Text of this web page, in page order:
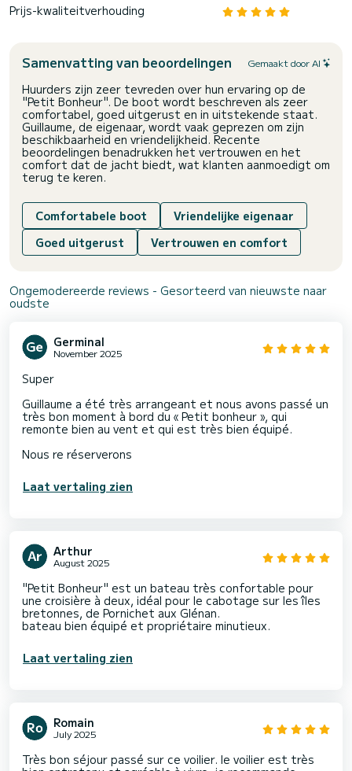
Prijs-kwaliteitverhouding
Samenvatting van beoordelingen Gemaakt door AI
Huurders zijn zeer tevreden over hun ervaring op de
"Petit Bonheur". De boot wordt beschreven als zeer
comfortabel, goed uitgerust en in uitstekende staat.
Guillaume, de eigenaar, wordt vaak geprezen om zijn
beschikbaarheid en vriendelijkheid. Recente
beoordelingen benadrukken het vertrouwen en het
comfort dat de jacht biedt, wat klanten aanmoedigt om
terug te keren.
Comfortabele boot
Vriendelijke eigenaar
Goed uitgerust
Vertrouwen en comfort
Ongemodereerde reviews - Gesorteerd van nieuwste naar
oudste
Germinal
November 2025
Super
Guillaume a été très arrangeant et nous avons passé un
très bon moment à bord du « Petit bonheur », qui
remonte bien au vent et qui est très bien équipé.
Nous re réserverons ️
Laat vertaling zien
Arthur
August 2025
"Petit Bonheur" est un bateau très confortable pour
une croisière à deux, idéal pour le cabotage sur les îles
bretonnes, de Pornichet aux Glénan.
bateau bien équipé et propriétaire minutieux.
Laat vertaling zien
Romain
July 2025
Très bon séjour passé sur ce voilier. le voilier est très